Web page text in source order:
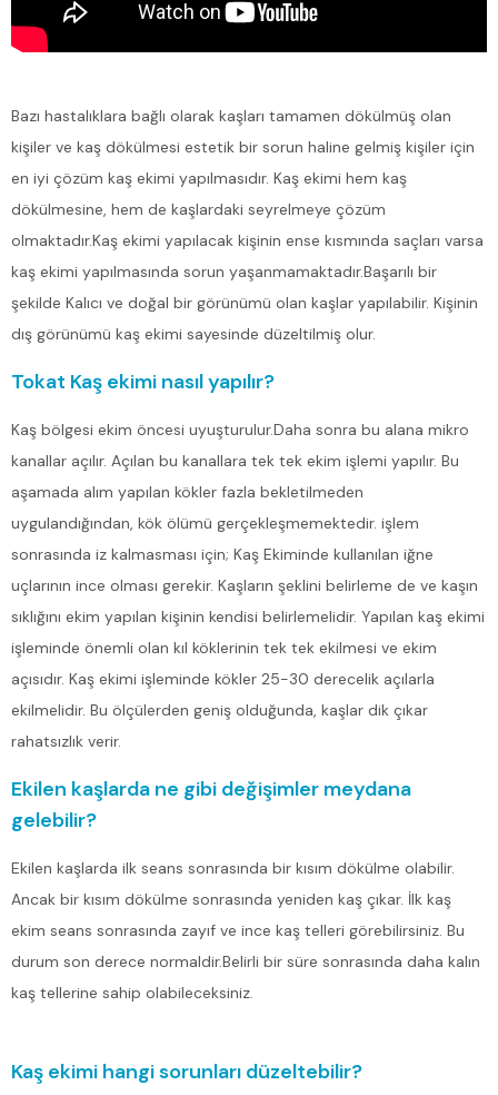
Bazı hastalıklara bağlı olarak kaşları tamamen dökülmüş olan
kişiler ve kaş dökülmesi estetik bir sorun haline gelmiş kişiler için
en iyi çözüm kaş ekimi yapılmasıdır. Kaş ekimi hem kaş
dökülmesine, hem de kaşlardaki seyrelmeye çözüm
olmaktadır.Kaş ekimi yapılacak kişinin ense kısmında saçları varsa
kaş ekimi yapılmasında sorun yaşanmamaktadır.Başarılı bir
şekilde Kalıcı ve doğal bir görünümü olan kaşlar yapılabilir. Kişinin
dış görünümü kaş ekimi sayesinde düzeltilmiş olur.
Tokat Kaş ekimi nasıl yapılır?
Kaş bölgesi ekim öncesi uyuşturulur.Daha sonra bu alana mikro
kanallar açılır. Açılan bu kanallara tek tek ekim işlemi yapılır. Bu
aşamada alım yapılan kökler fazla bekletilmeden
uygulandığından, kök ölümü gerçekleşmemektedir. işlem
sonrasında iz kalmasması için; Kaş Ekiminde kullanılan iğne
uçlarının ince olması gerekir. Kaşların şeklini belirleme de ve kaşın
sıklığını ekim yapılan kişinin kendisi belirlemelidir. Yapılan kaş ekimi
işleminde önemli olan kıl köklerinin tek tek ekilmesi ve ekim
açısıdır. Kaş ekimi işleminde kökler 25-30 derecelik açılarla
ekilmelidir. Bu ölçülerden geniş olduğunda, kaşlar dik çıkar
rahatsızlık verir.
Ekilen kaşlarda ne gibi değişimler meydana
gelebilir?
Ekilen kaşlarda ilk seans sonrasında bir kısım dökülme olabilir.
Ancak bir kısım dökülme sonrasında yeniden kaş çıkar. İlk kaş
ekim seans sonrasında zayıf ve ince kaş telleri görebilirsiniz. Bu
durum son derece normaldir.Belirli bir süre sonrasında daha kalın
kaş tellerine sahip olabileceksiniz.
Kaş ekimi hangi sorunları düzeltebilir?